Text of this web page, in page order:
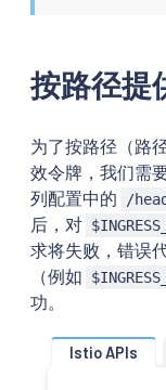
按路径提
为了按路径（路
效令牌，我们需
列配置中的
/
后，对
求将失败，错误
（例如
功。
Istio APIs